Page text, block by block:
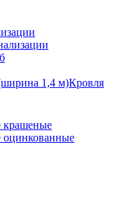
Кровля
крашеные